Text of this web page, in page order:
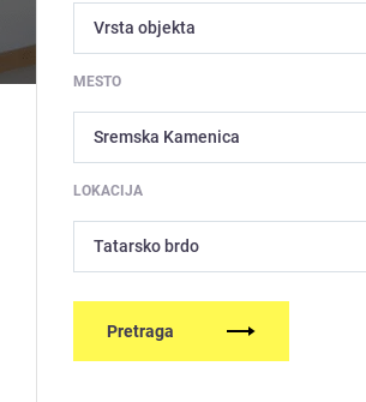
MESTO
LOKACIJA
Tatarsko brdo
Pretraga